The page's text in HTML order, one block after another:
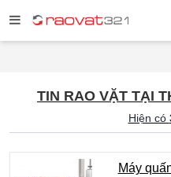
TIN RAO VẶT TẠI
Hiện có
Máy